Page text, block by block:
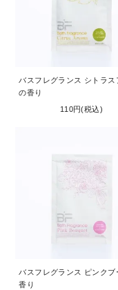
バスフレグランス シトラス
の香り
110円(税込)
バスフレグランス ピンクブ
香り